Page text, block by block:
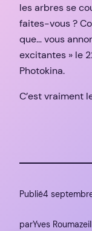
les arbres se
faites-vous ?
que… vous
excitantes » le
Photokina.
C’est vraiment
Publié4
parYves